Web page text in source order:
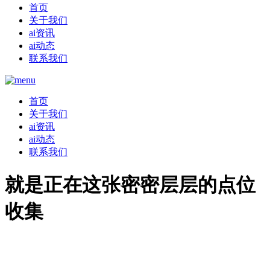
首页
关于我们
ai资讯
ai动态
联系我们
首页
关于我们
ai资讯
ai动态
联系我们
就是正在这张密密层层的点位
收集